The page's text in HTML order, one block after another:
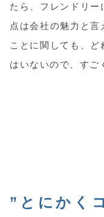
たら、フレンドリ
点は会社の魅力と
ことに関しても、ど
はいないので、すご
”とにかく